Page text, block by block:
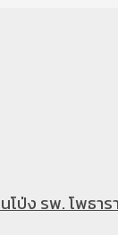
ง รพ. โพธารา